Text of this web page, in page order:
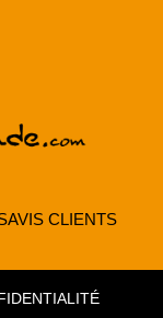
AVIS CLIENTS